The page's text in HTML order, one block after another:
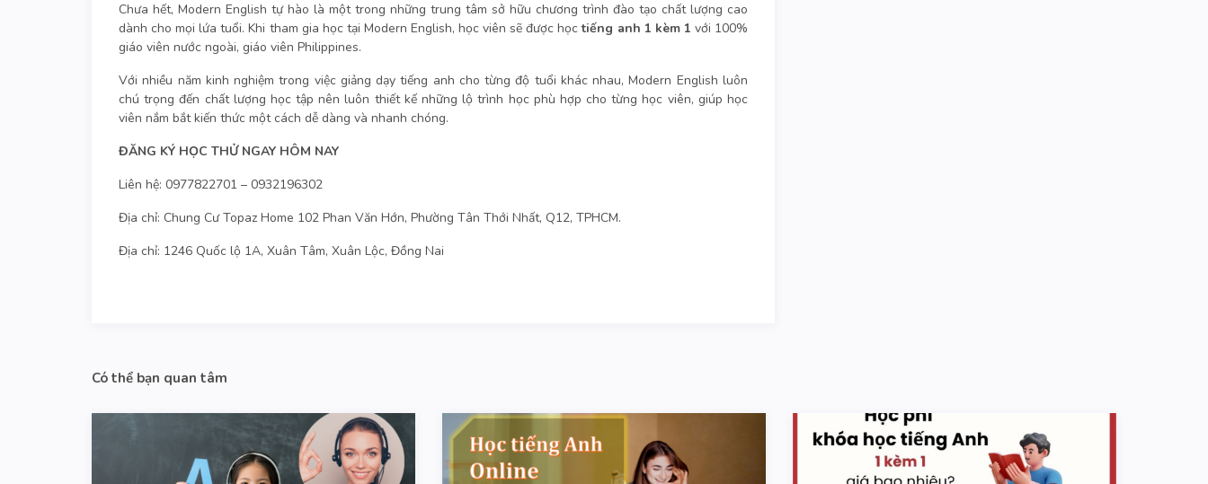
Chưa hết, Modern English tự hào là một trong những trung tâm sở hữu chương trình đào tạo chất lượng cao
dành cho mọi lứa tuổi. Khi tham gia học tại Modern English, học viên sẽ được họctiếng anh 1 kèm 1 với 100%
giáo viên nước ngoài, giáo viên Philippines.
Với nhiều năm kinh nghiệm trong việc giảng dạy tiếng anh cho từng độ tuổi khác nhau, Modern English luôn
chú trọng đến chất lượng học tập nên luôn thiết kế những lộ trình học phù hợp cho từng học viên, giúp học
viên nắm bắt kiến thức một cách dễ dàng và nhanh chóng.
ĐĂNG KÝ HỌC THỬ NGAY HÔM NAY
Liên hệ: 0977822701 – 0932196302
Địa chỉ: Chung Cư Topaz Home 102 Phan Văn Hớn, Phường Tân Thới Nhất, Q12, TPHCM.
Địa chỉ: 1246 Quốc lộ 1A, Xuân Tâm, Xuân Lộc, Đồng Nai
Có thể bạn quan tâm